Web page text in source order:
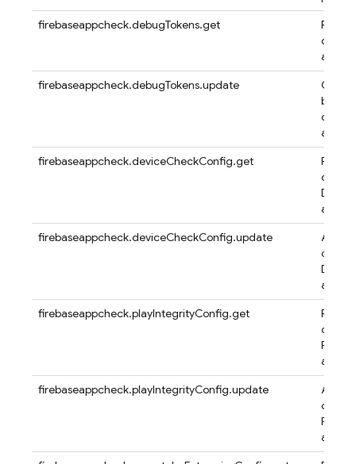
firebaseappcheck.debugTokens.get
app
firebaseappcheck.debugTokens.update
Crea,
borra
app
firebaseappcheck.deviceCheckConfig.get
app
firebaseappcheck.deviceCheckConfig.update
app
firebaseappcheck.playIntegrityConfig.get
Play
app
firebaseappcheck.playIntegrityConfig.update
Play
app